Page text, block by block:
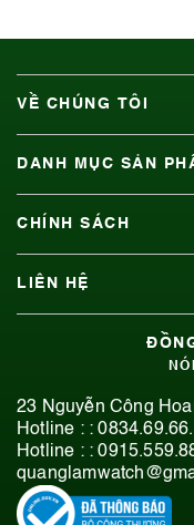
VỀ CHÚNG TÔI
DANH MỤC SẢN
CHÍNH SÁCH
LIÊN HỆ
23 Nguyễn Công
Hotline : :
Hotline : :